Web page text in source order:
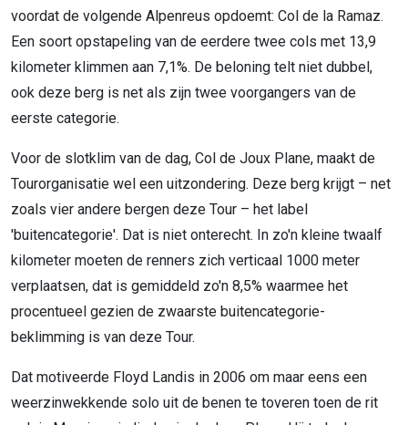
voordat de volgende Alpenreus opdoemt: Col de la Ramaz.
Een soort opstapeling van de eerdere twee cols met 13,9
kilometer klimmen aan 7,1%. De beloning telt niet dubbel,
ook deze berg is net als zijn twee voorgangers van de
eerste categorie.
Voor de slotklim van de dag, Col de Joux Plane, maakt de
Tourorganisatie wel een uitzondering. Deze berg krijgt – net
zoals vier andere bergen deze Tour – het label
'buitencategorie'. Dat is niet onterecht. In zo'n kleine twaalf
kilometer moeten de renners zich verticaal 1000 meter
verplaatsen, dat is gemiddeld zo'n 8,5% waarmee het
procentueel gezien de zwaarste buitencategorie-
beklimming is van deze Tour.
Dat motiveerde Floyd Landis in 2006 om maar eens een
weerzinwekkende solo uit de benen te toveren toen de rit